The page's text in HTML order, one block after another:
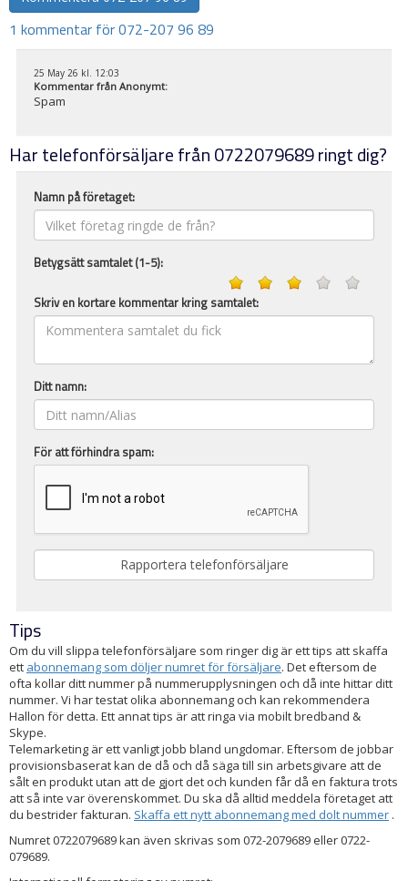
1 kommentar för 072-207 96 89
25 May 26 kl. 12:03
Kommentar från Anonymt:
Spam
Har telefonförsäljare från 0722079689 ringt dig?
Namn på företaget:
Betygsätt samtalet (1-5):
Skriv en kortare kommentar kring samtalet:
Ditt namn:
För att förhindra spam:
Tips
Om du vill slippa telefonförsäljare som ringer dig är ett tips att skaffa
ett abonnemang som döljer numret för försäljare. Det eftersom de
ofta kollar ditt nummer på nummerupplysningen och då inte hittar ditt
nummer. Vi har testat olika abonnemang och kan rekommendera
Hallon för detta. Ett annat tips är att ringa via mobilt bredband &
Skype.
Telemarketing är ett vanligt jobb bland ungdomar. Eftersom de jobbar
provisionsbaserat kan de då och då säga till sin arbetsgivare att de
sålt en produkt utan att de gjort det och kunden får då en faktura trots
att så inte var överenskommet. Du ska då alltid meddela företaget att
du bestrider fakturan. Skaffa ett nytt abonnemang med dolt nummer .
Numret 0722079689 kan även skrivas som 072-2079689 eller 0722-
079689.